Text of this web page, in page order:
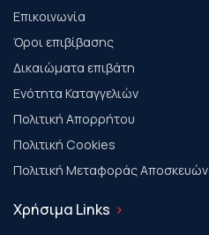
Επικοινωνία
Όροι επιβίβασης
Δικαιώματα επιβάτη
Ενότητα Καταγγελιών
Πολιτική Απορρήτου
Πολιτική Cookies
Πολιτική Μεταφοράς Αποσκευών
Χρήσιμα Links